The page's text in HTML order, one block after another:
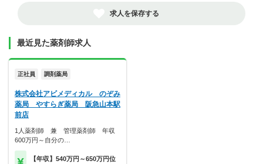
求人を保存する
最近見た薬剤師求人
正社員 調剤薬局
株式会社アビメディカル のぞみ
薬局 やすらぎ薬局 阪急山本駅
前店
1人薬剤師 兼 管理薬剤師 年収
600万円～自分の…
【年収】540万円～650万円位